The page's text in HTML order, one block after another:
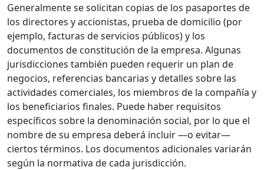
Generalmente se solicitan copias de los pasaportes de
los directores y accionistas, prueba de domicilio (por
ejemplo, facturas de servicios públicos) y los
documentos de constitución de la empresa. Algunas
jurisdicciones también pueden requerir un plan de
negocios, referencias bancarias y detalles sobre las
actividades comerciales, los miembros de la compañía y
los beneficiarios finales. Puede haber requisitos
específicos sobre la denominación social, por lo que el
nombre de su empresa deberá incluir —o evitar—
ciertos términos. Los documentos adicionales variarán
según la normativa de cada jurisdicción.